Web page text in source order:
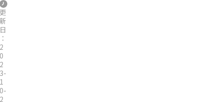
更
新
日
：
2
0
2
3-
1
0-
2